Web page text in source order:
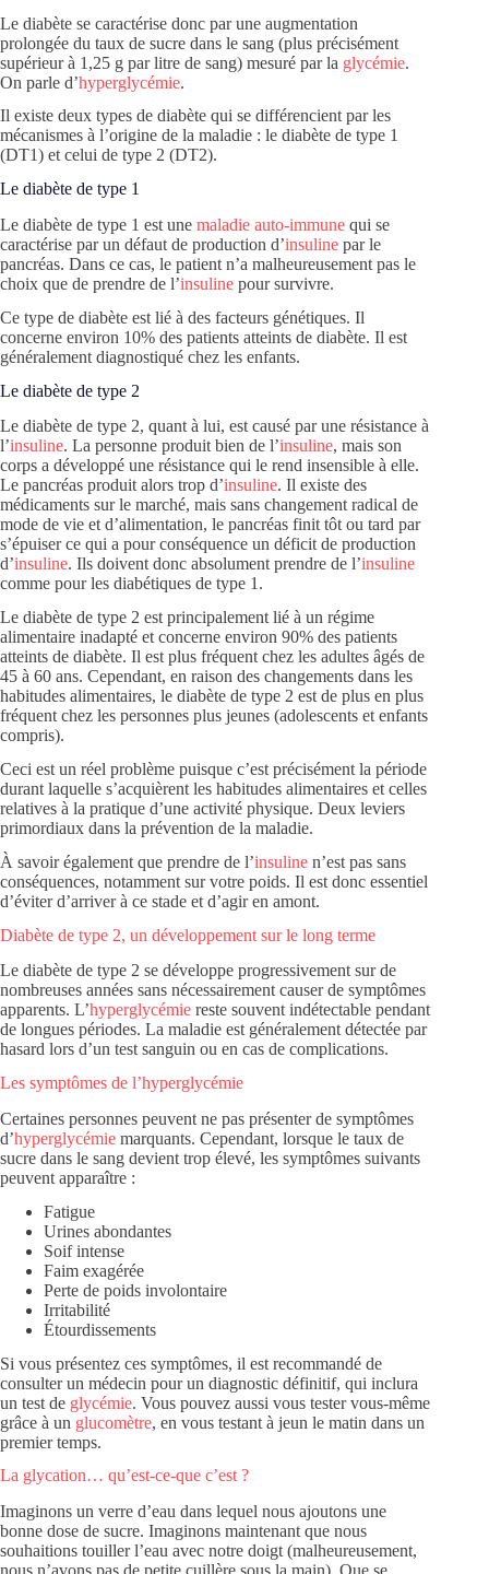
Le diabète se caractérise donc par une augmentation
prolongée du taux de sucre dans le sang (plus précisément
supérieur à 1,25 g par litre de sang) mesuré par la glycémie.
On parle d’hyperglycémie.
Il existe deux types de diabète qui se différencient par les
mécanismes à l’origine de la maladie : le diabète de type 1
(DT1) et celui de type 2 (DT2).
Le diabète de type 1
Le diabète de type 1 est une maladie auto-immune qui se
caractérise par un défaut de production d’insuline par le
pancréas. Dans ce cas, le patient n’a malheureusement pas le
choix que de prendre de l’insuline pour survivre.
Ce type de diabète est lié à des facteurs génétiques. Il
concerne environ 10% des patients atteints de diabète. Il est
généralement diagnostiqué chez les enfants.
Le diabète de type 2
Le diabète de type 2, quant à lui, est causé par une résistance à
l’insuline. La personne produit bien de l’insuline, mais son
corps a développé une résistance qui le rend insensible à elle.
Le pancréas produit alors trop d’insuline. Il existe des
médicaments sur le marché, mais sans changement radical de
mode de vie et d’alimentation, le pancréas finit tôt ou tard par
s’épuiser ce qui a pour conséquence un déficit de production
d’insuline. Ils doivent donc absolument prendre de l’insuline
comme pour les diabétiques de type 1.
Le diabète de type 2 est principalement lié à un régime
alimentaire inadapté et concerne environ 90% des patients
atteints de diabète. Il est plus fréquent chez les adultes âgés de
45 à 60 ans. Cependant, en raison des changements dans les
habitudes alimentaires, le diabète de type 2 est de plus en plus
fréquent chez les personnes plus jeunes (adolescents et enfants
compris).
Ceci est un réel problème puisque c’est précisément la période
durant laquelle s’acquièrent les habitudes alimentaires et celles
relatives à la pratique d’une activité physique. Deux leviers
primordiaux dans la prévention de la maladie.
À savoir également que prendre de l’insuline n’est pas sans
conséquences, notamment sur votre poids. Il est donc essentiel
d’éviter d’arriver à ce stade et d’agir en amont.
Diabète de type 2, un développement sur le long terme
Le diabète de type 2 se développe progressivement sur de
nombreuses années sans nécessairement causer de symptômes
apparents. L’hyperglycémie reste souvent indétectable pendant
de longues périodes. La maladie est généralement détectée par
hasard lors d’un test sanguin ou en cas de complications.
Les symptômes de l’hyperglycémie
Certaines personnes peuvent ne pas présenter de symptômes
d’hyperglycémie marquants. Cependant, lorsque le taux de
sucre dans le sang devient trop élevé, les symptômes suivants
peuvent apparaître :
Fatigue
Urines abondantes
Soif intense
Faim exagérée
Perte de poids involontaire
Irritabilité
Étourdissements
Si vous présentez ces symptômes, il est recommandé de
consulter un médecin pour un diagnostic définitif, qui inclura
un test de glycémie. Vous pouvez aussi vous tester vous-même
grâce à un glucomètre, en vous testant à jeun le matin dans un
premier temps.
La glycation… qu’est-ce-que c’est ?
Imaginons un verre d’eau dans lequel nous ajoutons une
bonne dose de sucre. Imaginons maintenant que nous
souhaitions touiller l’eau avec notre doigt (malheureusement,